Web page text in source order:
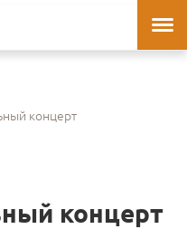
концерт
концерт